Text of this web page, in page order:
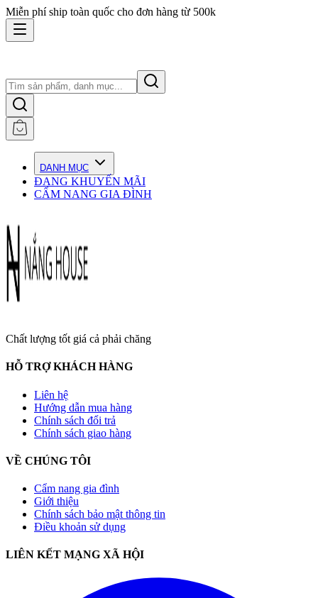
Miễn phí ship toàn quốc cho đơn hàng từ 500k
DANH MỤC
ĐANG KHUYẾN MÃI
CẨM NANG GIA ĐÌNH
Chất lượng tốt giá cả phải chăng
HỖ TRỢ KHÁCH HÀNG
Liên hệ
Hướng dẫn mua hàng
Chính sách đổi trả
Chính sách giao hàng
VỀ CHÚNG TÔI
Cẩm nang gia đình
Giới thiệu
Chính sách bảo mật thông tin
Điều khoản sử dụng
LIÊN KẾT MẠNG XÃ HỘI